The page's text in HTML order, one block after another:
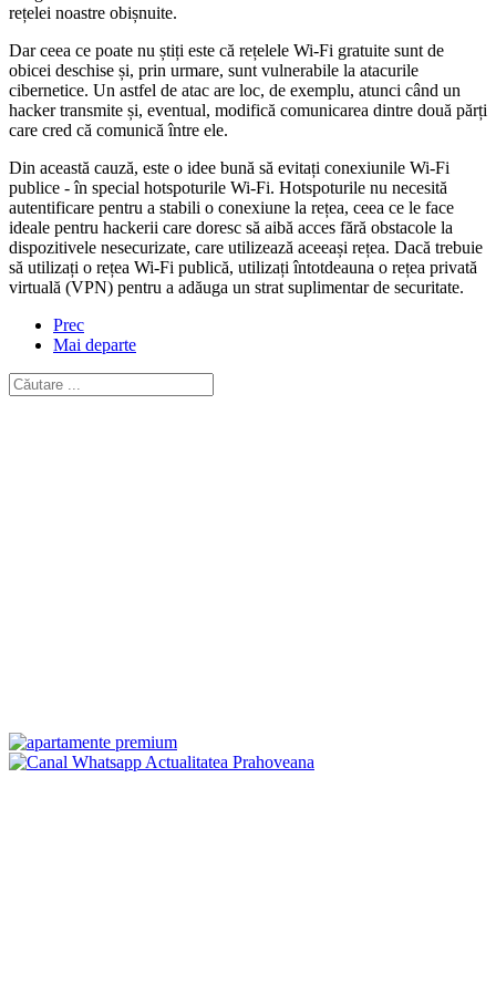
rețelei noastre obișnuite.
Dar ceea ce poate nu știți este că rețelele Wi-Fi gratuite sunt de
obicei deschise și, prin urmare, sunt vulnerabile la atacurile
cibernetice. Un astfel de atac are loc, de exemplu, atunci când un
hacker transmite și, eventual, modifică comunicarea dintre două părți
care cred că comunică între ele.
Din această cauză, este o idee bună să evitați conexiunile Wi-Fi
publice - în special hotspoturile Wi-Fi. Hotspoturile nu necesită
autentificare pentru a stabili o conexiune la rețea, ceea ce le face
ideale pentru hackerii care doresc să aibă acces fără obstacole la
dispozitivele nesecurizate, care utilizează aceeași rețea. Dacă trebuie
să utilizați o rețea Wi-Fi publică, utilizați întotdeauna o rețea privată
virtuală (VPN) pentru a adăuga un strat suplimentar de securitate.
Prec
Mai departe